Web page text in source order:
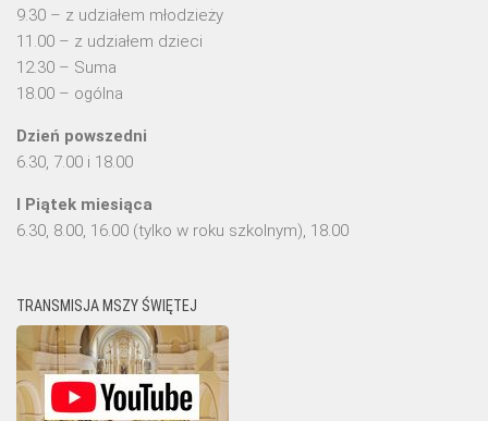
9.30 – z udziałem młodzieży
11.00 – z udziałem dzieci
12.30 – Suma
18.00 – ogólna
Dzień powszedni
6.30, 7.00 i 18.00
I Piątek miesiąca
6.30, 8.00, 16.00 (tylko w roku szkolnym), 18.00
TRANSMISJA MSZY ŚWIĘTEJ